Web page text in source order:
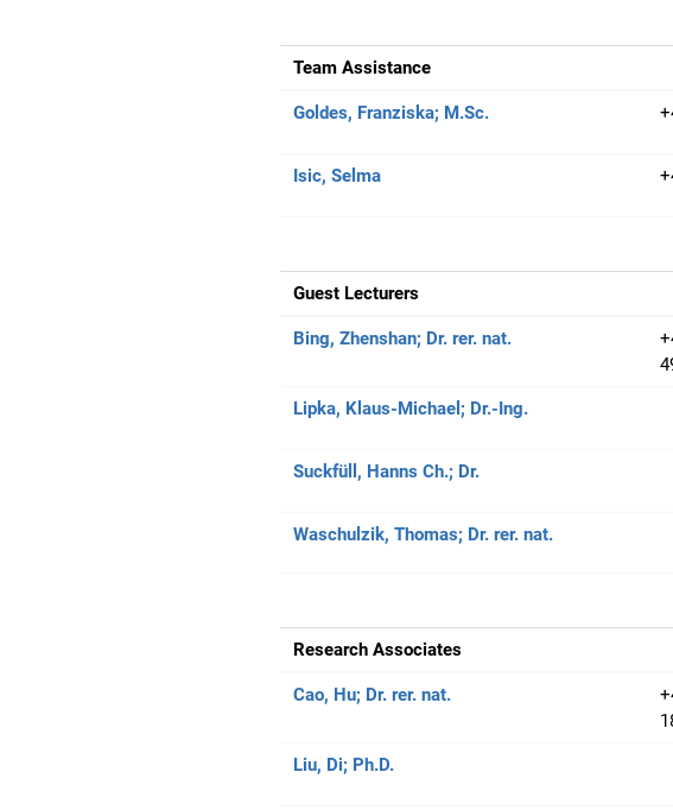
Team Assistance
Goldes, Franziska; M.Sc.
Isic, Selma
Guest Lecturers
Bing, Zhenshan; Dr. rer. nat.
Lipka, Klaus-Michael; Dr.-Ing.
Suckfüll, Hanns Ch.; Dr.
Waschulzik, Thomas; Dr. rer. nat.
Research Associates
Cao, Hu; Dr. rer. nat.
Liu, Di; Ph.D.